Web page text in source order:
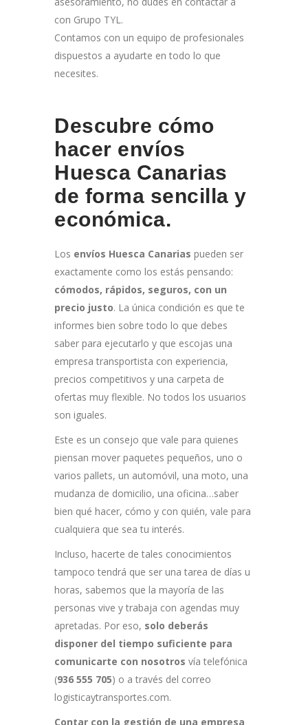
con Grupo TYL.
Contamos con un equipo de profesionales
dispuestos a ayudarte en todo lo que
necesites.
Descubre cómo
hacer envíos
Huesca Canarias
de forma sencilla y
económica.
Los envíos Huesca Canarias pueden ser
exactamente como los estás pensando:
cómodos, rápidos, seguros, con un
precio justo. La única condición es que te
informes bien sobre todo lo que debes
saber para ejecutarlo y que escojas una
empresa transportista con experiencia,
precios competitivos y una carpeta de
ofertas muy flexible. No todos los usuarios
son iguales.
Este es un consejo que vale para quienes
piensan mover paquetes pequeños, uno o
varios pallets, un automóvil, una moto, una
mudanza de domicilio, una oficina…saber
bien qué hacer, cómo y con quién, vale para
cualquiera que sea tu interés.
Incluso, hacerte de tales conocimientos
tampoco tendrá que ser una tarea de días u
horas, sabemos que la mayoría de las
personas vive y trabaja con agendas muy
apretadas. Por eso, solo deberás
disponer del tiempo suficiente para
comunicarte con nosotros vía telefónica
(936 555 705) o a través del correo
logisticaytransportes.com.
Contar con la gestión de una empresa